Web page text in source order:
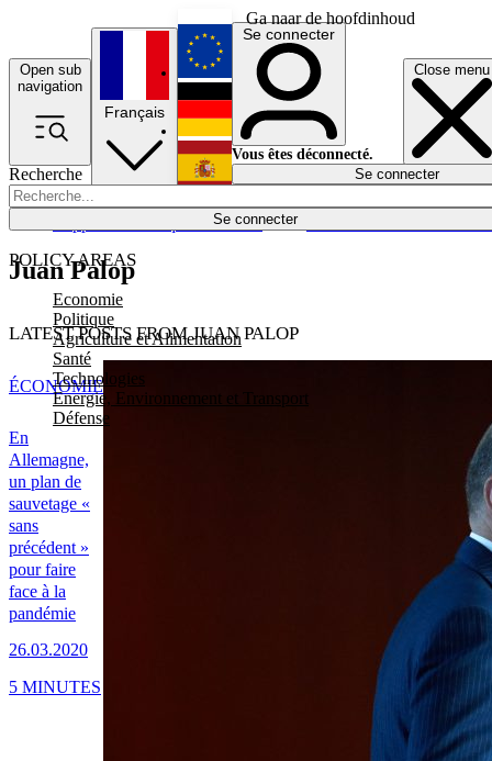
Ga naar de hoofdinhoud
Open sub
navigation
Close menu
Recherche
Se connecter
POLICY AREAS
Economie
Politique
Agriculture et Alimentation
Santé
Technologies
Energie, Environnement et Transport
Défense
Économie
Français
English
Deutsch
Español
Se connecter
Vous êtes déconnecté.
Se connecter
Juan Palop
LATEST POSTS FROM JUAN PALOP
En
Allemagne,
un plan de
sauvetage «
sans
précédent »
pour faire
face à la
pandémie
26.03.2020
ÉCONOMIE
5 MINUTES